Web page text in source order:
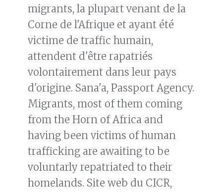
migrants, la plupart venant de la
Corne de l'Afrique et ayant été
victime de traffic humain,
attendent d'être rapatriés
volontairement dans leur pays
d'origine. Sana'a, Passport Agency.
Migrants, most of them coming
from the Horn of Africa and
having been victims of human
trafficking are awaiting to be
voluntarly repatriated to their
homelands. Site web du CICR,